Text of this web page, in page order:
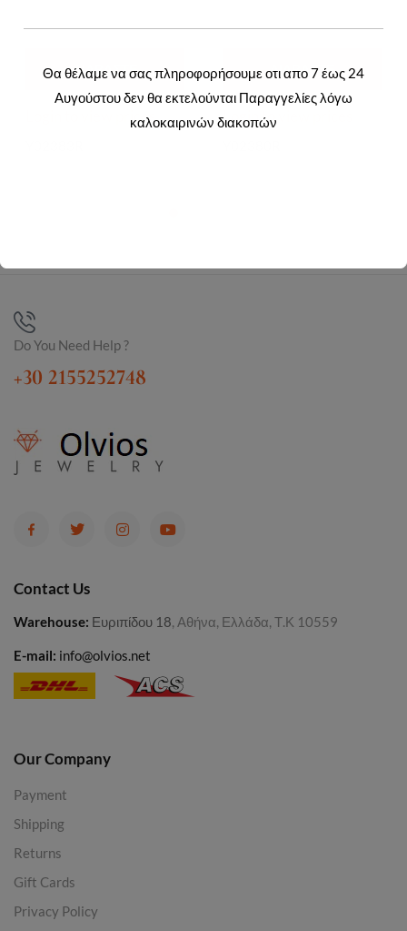
ΔΙΑΒΆΣΤΕ
ΠΕΡΙΣΣΌΤΕΡΑ
Login to view prices
ΔΙΑΒΆΣΤΕ
ΠΕΡΙΣΣΌΤΕΡΑ
Login to view prices
Do You Need Help ?
+30 2155252748
Contact Us
Warehouse: Ευριπίδου 18, Αθήνα, Ελλάδα, Τ.Κ 10559
E-mail: info@olvios.net
Our Company
Payment
Shipping
Returns
Gift Cards
Privacy Policy
Θα θέλαμε να σας πληροφορήσουμε οτι απο 7 έως 24
Αυγούστου δεν θα εκτελούνται Παραγγελίες λόγω
καλοκαιρινών διακοπών